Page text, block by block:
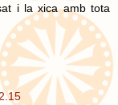
i la xica amb tota